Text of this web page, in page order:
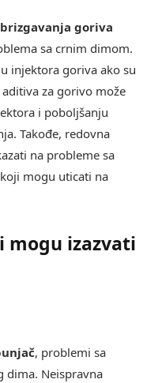
goriva
sa crnim dimom.
injektora goriva ako su
za gorivo može
i poboljšanju
Takođe, redovna
na probleme sa
mogu uticati na
izazvati
, problemi sa
Neispravna